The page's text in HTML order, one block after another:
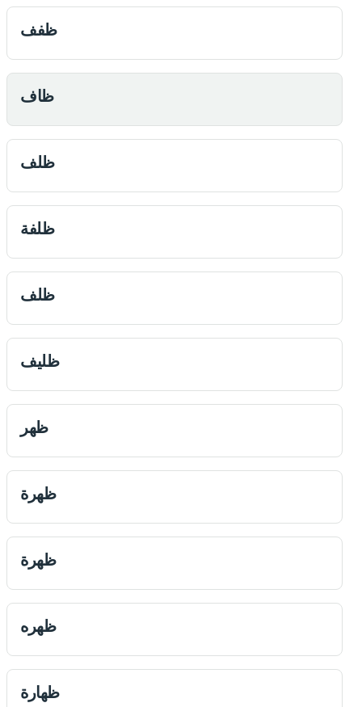
ظفف
ظاف
ظلف
ظلفة
ظلف
ظلیف
ظهر
ظهرة
ظهرة
ظهره
ظهارة